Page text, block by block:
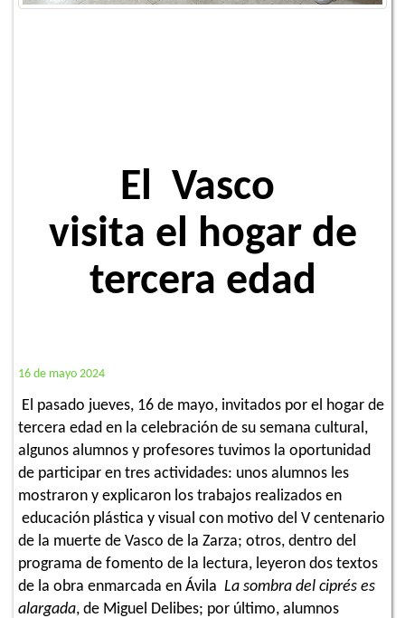
El Vasco
visita el hogar de
tercera edad
16 de mayo 2024
El pasado jueves, 16 de mayo, invitados por el hogar de
tercera edad en la celebración de su semana cultural,
algunos alumnos y profesores tuvimos la oportunidad
de participar en tres actividades: unos alumnos les
mostraron y explicaron los trabajos realizados en
educación plástica y visual con motivo del V centenario
de la muerte de Vasco de la Zarza; otros, dentro del
programa de fomento de la lectura, leyeron dos textos
de la obra enmarcada en Ávila La sombra del ciprés es
alargada, de Miguel Delibes; por último, alumnos